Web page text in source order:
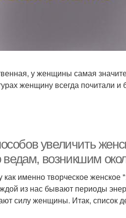
у женщины самая
женщину всегда почитали
увеличить
возникшим
именно творческое женское
из нас бывают периоды
силу женщины. Итак, список